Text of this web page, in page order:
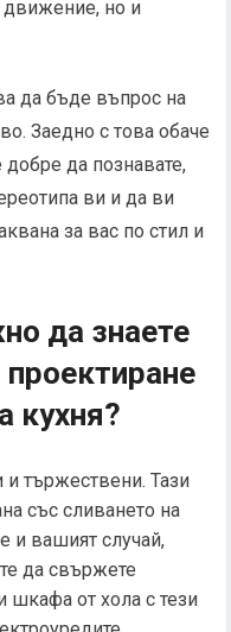
движение, но и
да бъде въпрос на
Заедно с това обаче
да познавате,
ви и да ви
за вас по стил и
да знаете
проектиране
кухня?
и тържествени. Тази
със сливането на
и вашият случай,
да свържете
шкафа от хола с тези